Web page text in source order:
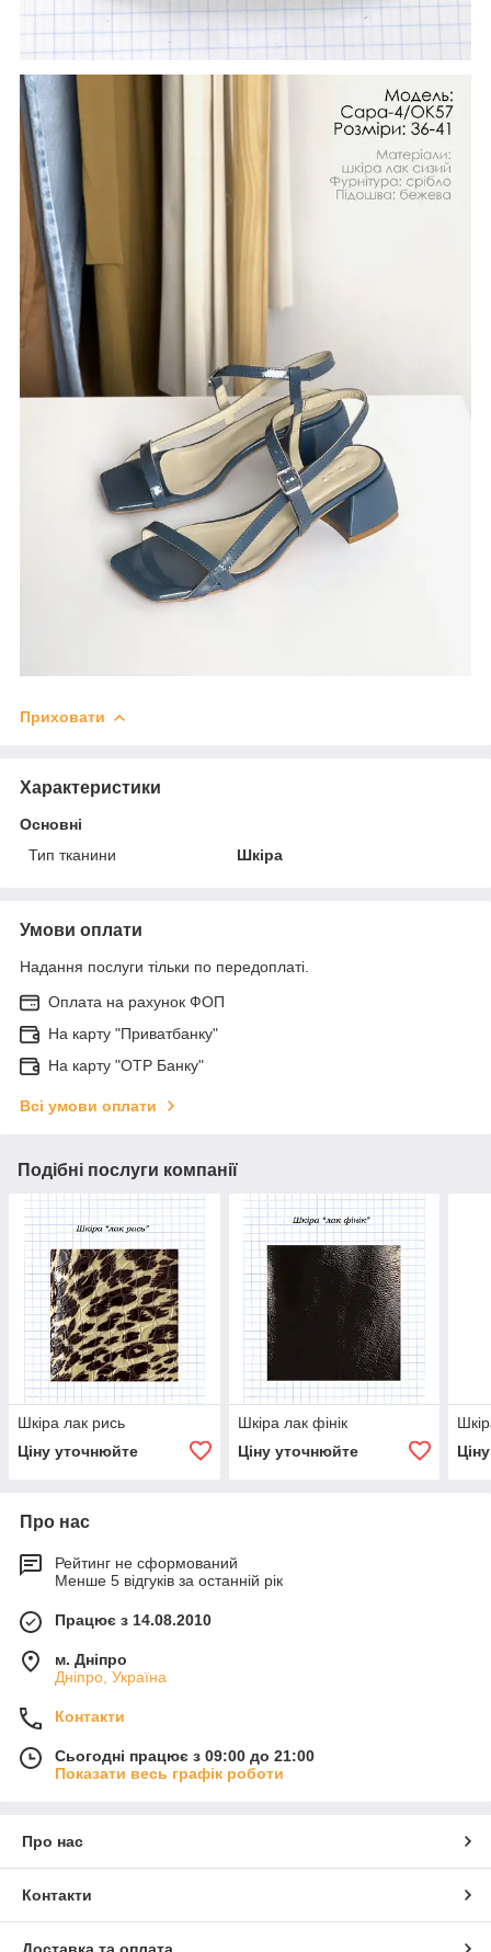
Приховати
Характеристики
Основні
Тип тканини
Шкіра
Умови оплати
Надання послуги тільки по передоплаті.
Оплата на рахунок ФОП
На карту "Приватбанку"
На карту "OTP Банку"
Всі умови оплати
Подібні послуги компанії
Шкіра лак рись
Ціну уточнюйте
Шкіра лак фінік
Ціну уточнюйте
Про нас
Рейтинг не сформований
Менше 5 відгуків за останній рік
Працює з 14.08.2010
м. Дніпро
Дніпро, Україна
Контакти
Сьогодні працює з 09:00 до 21:00
Показати весь графік роботи
Про нас
Контакти